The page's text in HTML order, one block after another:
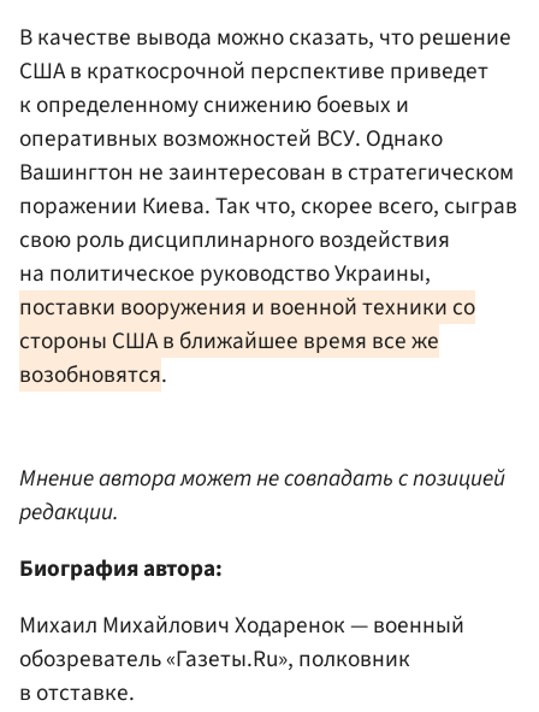
В качестве вывода можно сказать, что решение
США в краткосрочной перспективе приведет
к определенному снижению боевых и
оперативных возможностей ВСУ. Однако
Вашингтон не заинтересован в стратегическом
поражении Киева. Так что, скорее всего, сыграв
свою роль дисциплинарного воздействия
на политическое руководство Украины,
поставки вооружения и военной техники со
стороны США в ближайшее время все же
возобновятся.
Мнение автора может не совпадать с позицией
редакции.
Биография автора:
Михаил Михайлович Ходаренок — военный
обозреватель «Газеты.Ru», полковник
в отставке.